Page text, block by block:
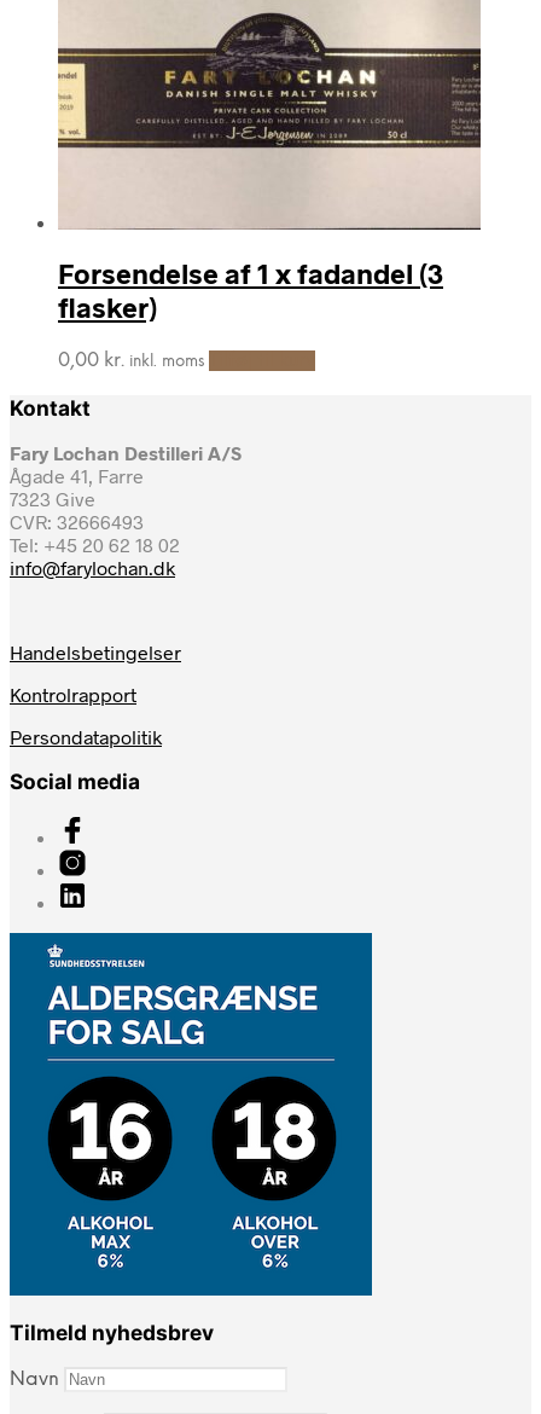
Forsendelse af 1 x fadandel (3
flasker)
0,00 kr. inkl. moms
Kontakt
Fary Lochan Destilleri A/S
Ågade 41, Farre
7323 Give
CVR: 32666493
Tel: +45 20 62 18 02
info@farylochan.dk
Handelsbetingelser
Kontrolrapport
Persondatapolitik
Social media
Tilmeld nyhedsbrev
Navn